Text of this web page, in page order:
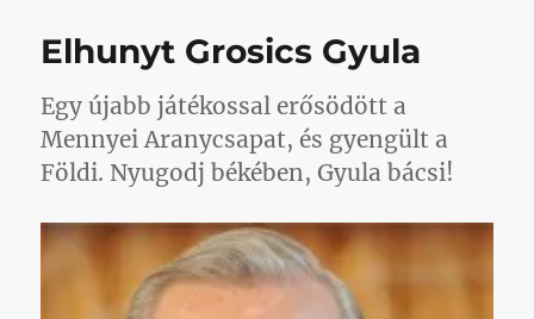
Király
visszavonultatása
című
bejegyzéshez
Elhunyt Grosics Gyula
Egy újabb játékossal erősödött a
Mennyei Aranycsapat, és gyengült a
Földi. Nyugodj békében, Gyula bácsi!